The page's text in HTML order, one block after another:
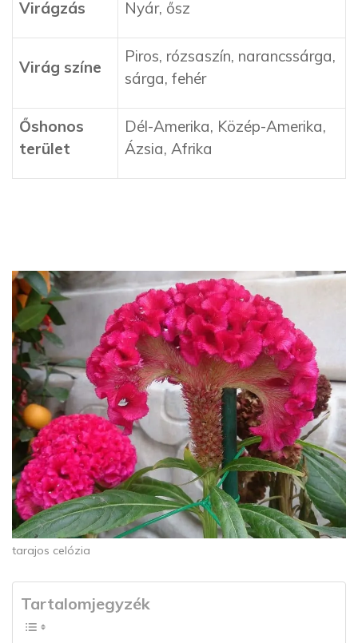
Virágzás Nyár, ősz
Virág színe
Piros, rózsaszín, narancssárga,
sárga, fehér
Őshonos
terület
Dél-Amerika, Közép-Amerika,
Ázsia, Afrika
tarajos celózia
Tartalomjegyzék